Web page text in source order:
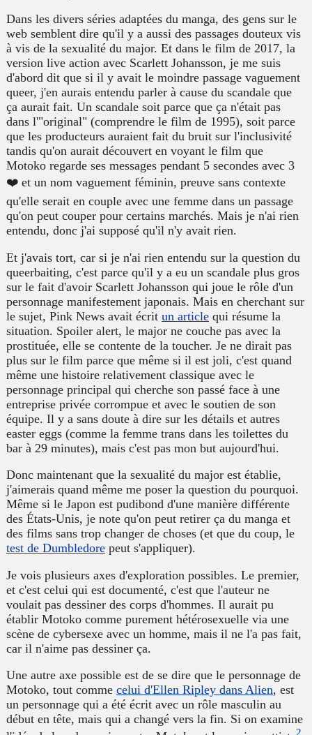
Dans les divers séries adaptées du manga, des gens sur le
web semblent dire qu'il y a aussi des passages douteux vis
à vis de la sexualité du major. Et dans le film de 2017, la
version live action avec Scarlett Johansson, je me suis
d'abord dit que si il y avait le moindre passage vaguement
queer, j'en aurais entendu parler à cause du scandale que
ça aurait fait. Un scandale soit parce que ça n'était pas
dans l'"original" (comprendre le film de 1995), soit parce
que les producteurs auraient fait du bruit sur l'inclusivité
tandis qu'on aurait découvert en voyant le film que
Motoko regarde ses messages pendant 5 secondes avec 3
❤️ et un nom vaguement féminin, preuve sans contexte
qu'elle serait en couple avec une femme dans un passage
qu'on peut couper pour certains marchés. Mais je n'ai rien
entendu, donc j'ai supposé qu'il n'y avait rien.
Et j'avais tort, car si je n'ai rien entendu sur la question du
queerbaiting, c'est parce qu'il y a eu un scandale plus gros
sur le fait d'avoir Scarlett Johansson qui joue le rôle d'un
personnage manifestement japonais. Mais en cherchant sur
le sujet, Pink News avait écrit un article qui résume la
situation. Spoiler alert, le major ne couche pas avec la
prostituée, elle se contente de la toucher. Je ne dirait pas
plus sur le film parce que même si il est joli, c'est quand
même une histoire relativement classique avec le
personnage principal qui cherche son passé face à une
entreprise privée corrompue et avec le soutien de son
équipe. Il y a sans doute à dire sur les détails et autres
easter eggs (comme la femme trans dans les toilettes du
bar à 29 minutes), mais c'est pas mon but aujourd'hui.
Donc maintenant que la sexualité du major est établie,
j'aimerais quand même me poser la question du pourquoi.
Même si le Japon est pudibond d'une manière différente
des États-Unis, je note qu'on peut retirer ça du manga et
des films sans trop changer de choses (et que du coup, le
test de Dumbledore peut s'appliquer).
Je vois plusieurs axes d'exploration possibles. Le premier,
et c'est celui qui est documenté, c'est que l'auteur ne
voulait pas dessiner des corps d'hommes. Il aurait pu
établir Motoko comme purement hétérosexuelle via une
scène de cybersexe avec un homme, mais il ne l'a pas fait,
car il n'aime pas dessiner ça.
Une autre axe possible est de se dire que le personnage de
Motoko, tout comme celui d'Ellen Ripley dans Alien, est
un personnage qui a été écrit avec un rôle masculin au
début en tête, mais qui a changé vers la fin. Si on examine
2